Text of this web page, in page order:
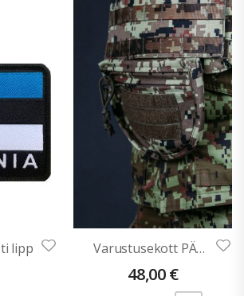
lipp Varustusekott PÄRTEL
48,00€